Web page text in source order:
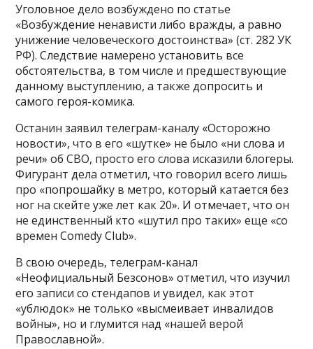
Уголовное дело возбуждено по статье
«Возбуждение ненависти либо вражды, а равно
унижение человеческого достоинства» (ст. 282 УК
РФ). Следствие намерено установить все
обстоятельства, в том числе и предшествующие
данному выступлению, а также допросить и
самого героя-комика.
Останин заявил телеграм-каналу «Осторожно
новости», что в его «шутке» не было «ни слова и
речи» об СВО, просто его слова исказили блогеры.
Фигурант дела отметил, что говорил всего лишь
про «попрошайку в метро, который катается без
ног на скейте уже лет как 20». И отмечает, что он
не единственный кто «шутил про таких» еще «со
времен Comedy Club».
В свою очередь, телеграм-канал
«Неофициальный Безсонов» отметил, что изучил
его записи со стендапов и увидел, как этот
«ублюдок» не только «высмеивает инвалидов
войны», но и глумится над «нашей верой
Православной».